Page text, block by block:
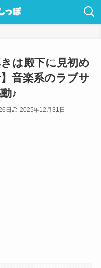
は殿下に見初め
音楽系のラブサ
♪
日 2025年12月31日